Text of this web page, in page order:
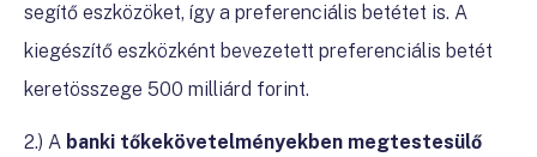
segítő eszközöket, így a preferenciális betétet is. A
kiegészítő eszközként bevezetett preferenciális betét
keretösszege 500 milliárd forint.
2.) A banki tőkekövetelményekben megtestesülő